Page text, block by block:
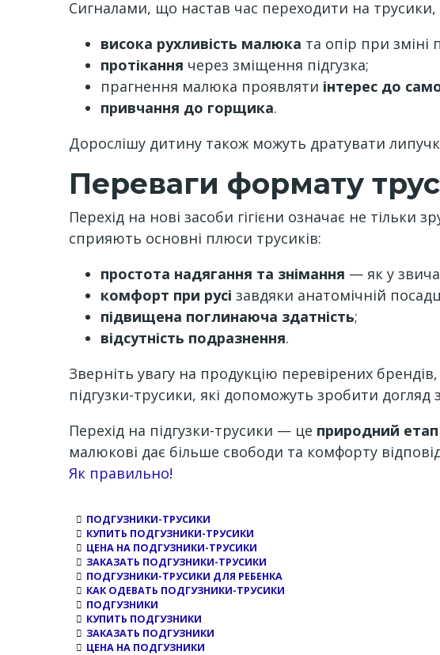
Сигналами, що настав час переходити на
висока рухливість малюка та опір при зміні
протікання через зміщення підгузка;
прагнення малюка проявляти інтерес до
привчання до горщика.
Дорослішу дитину також можуть дратувати
Переваги формату
Перехід на нові засоби гігієни означає не тільки
сприяють основні плюси трусиків:
простота надягання та знімання — як у
комфорт при русі завдяки анатомічній
підвищена поглинаюча здатність;
відсутність подразнення.
Зверніть увагу на продукцію перевірених
підгузки-трусики, які допоможуть зробити
Перехід на підгузки-трусики — це природний
малюкові дає більше свободи та комфорту
Channel
Як правильно!
ПОДГУЗНИКИ-ТРУСИКИ
КУПИТЬ ПОДГУЗНИКИ-ТРУСИКИ
ЦЕНА НА ПОДГУЗНИКИ-ТРУСИКИ
ЗАКАЗАТЬ ПОДГУЗНИКИ-ТРУСИКИ
ПОДГУЗНИКИ-ТРУСИКИ ДЛЯ РЕБЕНКА
КАК ОДЕВАТЬ ПОДГУЗНИКИ-ТРУСИКИ
ПОДГУЗНИКИ
КУПИТЬ ПОДГУЗНИКИ
ЗАКАЗАТЬ ПОДГУЗНИКИ
ЦЕНА НА ПОДГУЗНИКИ